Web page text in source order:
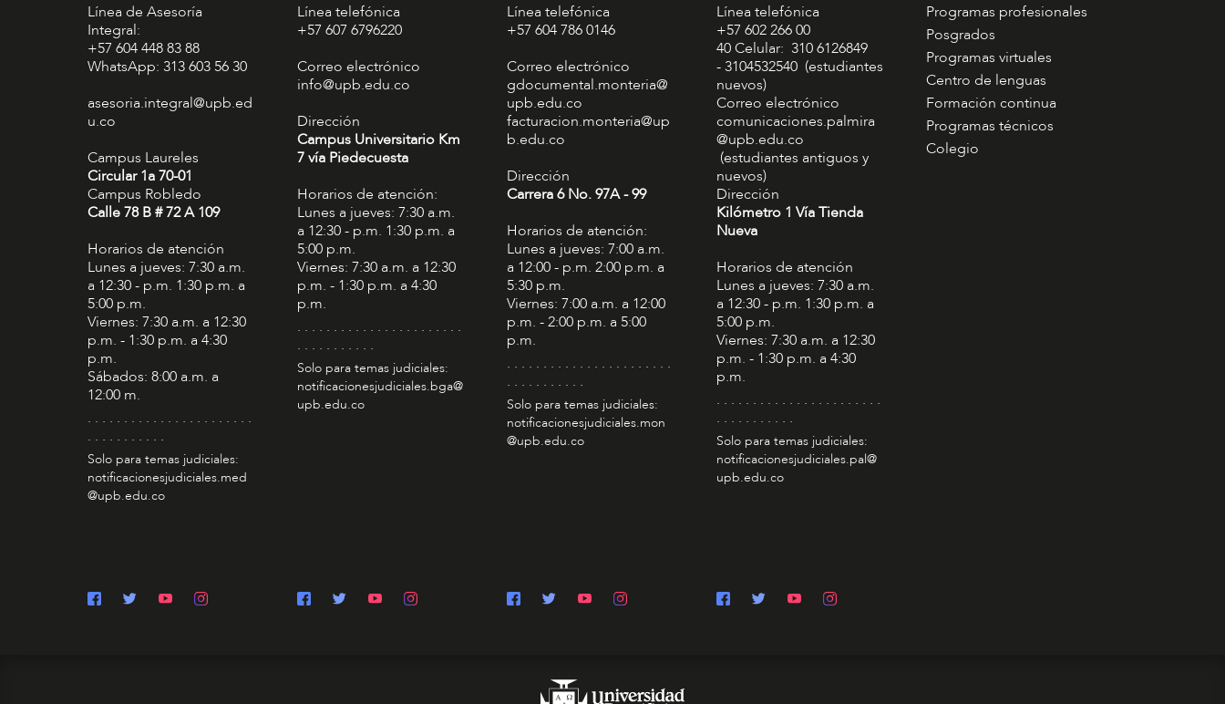
Línea de Asesoría
Integral:
+57 604 448 83 88
WhatsApp: 313 603 56 30
asesoria.integral@upb.ed
u.co
Campus Laureles
Circular 1a 70-01
Campus Robledo
Calle 78 B # 72 A 109
Horarios de atención
Lunes a jueves: 7:30 a.m.
a 12:30 - p.m. 1:30 p.m. a
5:00 p.m.
Viernes: 7:30 a.m. a 12:30
p.m. - 1:30 p.m. a 4:30
p.m.
Sábados: 8:00 a.m. a
12:00 m.
. . . . . . . . . . . . . . . . . . . . . . .
. . . . . . . . . . .
Solo para temas judiciales:
notificacionesjudiciales.med
@upb.edu.co
Línea telefónica
+57 607 6796220
Correo electrónico
info@upb.edu.co
Dirección
Campus Universitario Km
7 vía Piedecuesta
Horarios de atención:
Lunes a jueves: 7:30 a.m.
a 12:30 - p.m. 1:30 p.m. a
5:00 p.m.
Viernes: 7:30 a.m. a 12:30
p.m. - 1:30 p.m. a 4:30
p.m.
. . . . . . . . . . . . . . . . . . . . . . .
. . . . . . . . . . .
Solo para temas judiciales:
notificacionesjudiciales.bga@
upb.edu.co
Línea telefónica
+57 604 786 0146
Correo electrónico
gdocumental.monteria@
upb.edu.co
facturacion.monteria@up
b.edu.co
Dirección
Carrera 6 No. 97A - 99​
Horarios de atención:
Lunes a jueves: 7:00 a.m.
a 12:00 - p.m. 2:00 p.m. a
5:30 p.m.
Viernes: 7:00 a.m. a 12:00
p.m. - 2:00 p.m. a 5:00
p.m.
. . . . . . . . . . . . . . . . . . . . . . .
. . . . . . . . . . .
Solo para temas judiciales:
notificacionesjudiciales.mon
@upb.edu.co
Línea telefónica
+57 602 266 00
40 Celular: 310 6126849
- 3104532540 (estudiantes
nuevos)
Correo electrónico
comunicaciones.palmira
@upb.edu.co
(estudiantes antiguos y
nuevos)
Dirección
Kilómetro 1 Vía Tienda
Nueva
Horarios de atención
Lunes a jueves: 7:30 a.m.
a 12:30 - p.m. 1:30 p.m. a
5:00 p.m.
Viernes: 7:30 a.m. a 12:30
p.m. - 1:30 p.m. a 4:30
p.m.
. . . . . . . . . . . . . . . . . . . . . . .
. . . . . . . . . . .
Solo para temas judiciales:
notificacionesjudiciales.pal@
upb.edu.co
Programas profesionales
Posgrados
Programas virtuales
Centro de lenguas
Formación continua
Programas técnicos
Colegio